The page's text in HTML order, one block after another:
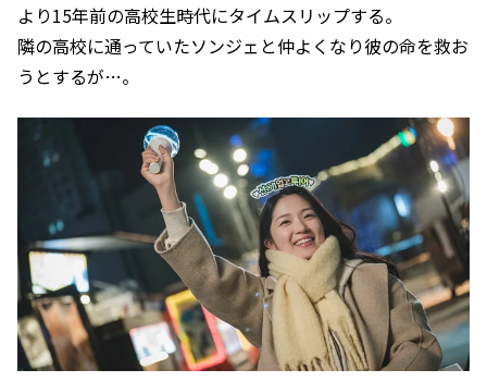
より15年前の高校生時代にタイムスリップする。
隣の高校に通っていたソンジェと仲よくなり彼の命を救お
うとするが…。